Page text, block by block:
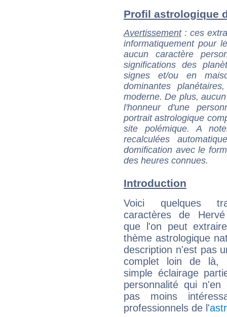
Profil astrologique
Avertissement: ces
informatiquement pour
aucun caractère
significations des
signes et/ou en
dominantes
moderne. De plus,
l'honneur d'une
portrait astrologique
site polémique. A
recalculées
domification avec le
des heures connues.
Introduction
Voici quelques
caractères de
que l'on peut
thème astrologique
description n'est pas
complet loin de là,
simple éclairage
personnalité qui n'en
pas moins
professionnels de l'